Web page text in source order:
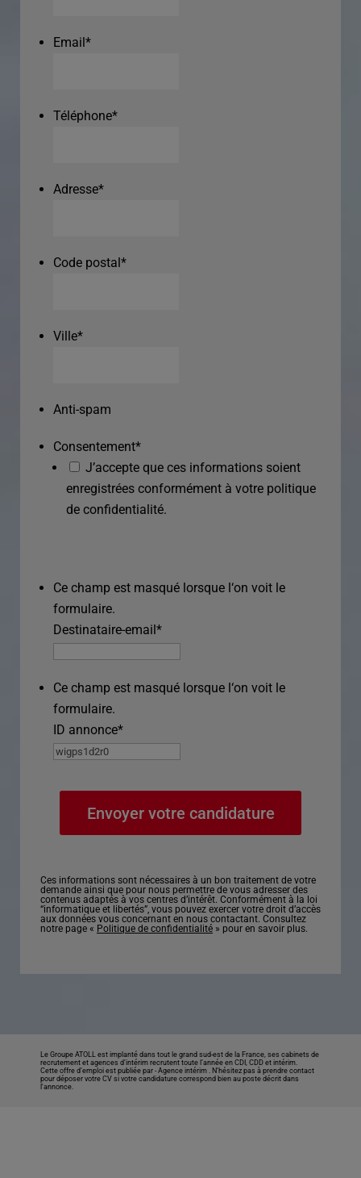
Email*
Téléphone*
Adresse*
Code postal*
Ville*
Anti-spam
Consentement*
J’accepte que ces informations soient
enregistrées conformément à votre politique
de confidentialité.
Ce champ est masqué lorsque l‘on voit le
formulaire.
Destinataire-email*
Ce champ est masqué lorsque l‘on voit le
formulaire.
ID annonce*
Ces informations sont nécessaires à un bon traitement de votre
demande ainsi que pour nous permettre de vous adresser des
contenus adaptés à vos centres d’intérêt. Conformément à la loi
“informatique et libertés”, vous pouvez exercer votre droit d’accès
aux données vous concernant en nous contactant. Consultez
notre page « Politique de confidentialité » pour en savoir plus.
Le Groupe ATOLL est implanté dans tout le grand sud-est de la France, ses cabinets de
recrutement et agences d’intérim recrutent toute l’année en CDI, CDD et intérim.
Cette offre d’emploi est publiée par -Agence intérim . N’hésitez pas à prendre contact
pour déposer votre CV si votre candidature correspond bien au poste décrit dans
l'annonce.